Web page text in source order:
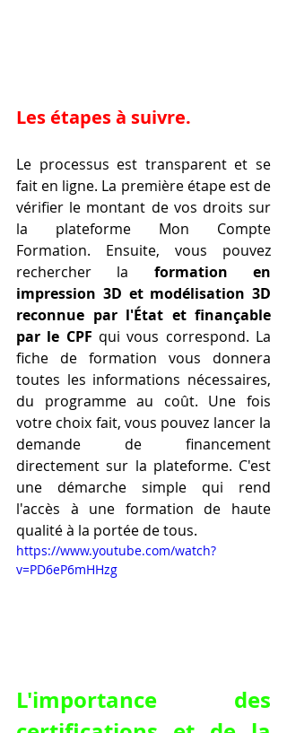
Les étapes à suivre.
Le processus est transparent et se
fait en ligne. La première étape est de
vérifier le montant de vos droits sur
la plateforme Mon Compte
Formation. Ensuite, vous pouvez
rechercher la formation en
impression 3D et modélisation 3D
reconnue par l'État et finançable
par le CPF qui vous correspond. La
fiche de formation vous donnera
toutes les informations nécessaires,
du programme au coût. Une fois
votre choix fait, vous pouvez lancer la
demande de financement
directement sur la plateforme. C'est
une démarche simple qui rend
l'accès à une formation de haute
qualité à la portée de tous.
https://www.youtube.com/watch?
v=PD6eP6mHHzg
L'importance des